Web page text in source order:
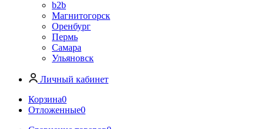
b2b
Магнитогорск
Оренбург
Пермь
Самара
Ульяновск
Личный кабинет
Корзина0
Отложенные0